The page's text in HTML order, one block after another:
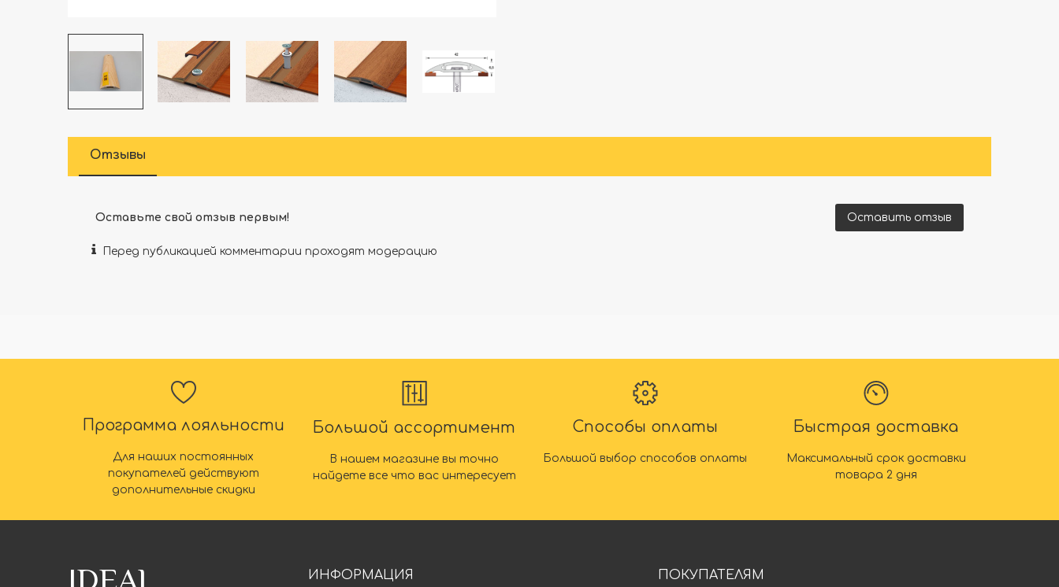
Отзывы
Оставьте свой отзыв первым! Оставить отзыв
Перед публикацией комментарии проходят модерацию
Программа лояльности
Для наших постоянных
покупателей действуют
дополнительные скидки
Большой ассортимент
В нашем магазине вы точно
найдете все что вас интересует
Способы оплаты
Большой выбор способов оплаты
Быстрая доставка
Максимальный срок доставки
товара 2 дня
ИНФОРМАЦИЯ ПОКУПАТЕЛЯМ